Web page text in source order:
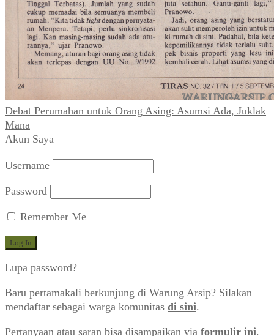
Debat Perumahan untuk Orang Asing: Asumsi Ada, Juklak
Mana
Akun Saya
Username
Password
Remember Me
Lupa password?
Baru pertamakali berkunjung di Warung Arsip? Silakan
mendaftar sebagai warga komunitas di sini.
Pertanyaan atau saran bisa disampaikan via formulir ini.